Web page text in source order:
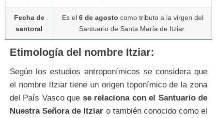
Fecha de
santoral
Es el 6 de agosto como tributo a la virgen del
Santuario de Santa María de Itziar.
Etimología del nombre Itziar:
Según los estudios antroponímicos se considera que
el nombre Itziar tiene un origen toponímico de la zona
del País Vasco que se relaciona con el Santuario de
Nuestra Señora de Itziar o también conocido como el